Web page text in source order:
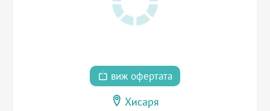
виж офертата
Хисаря